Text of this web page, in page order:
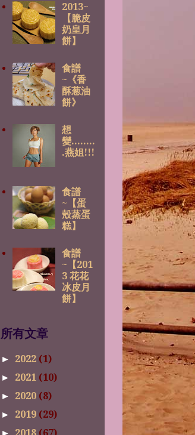
2013~
【脆皮
奶皇月
餅】
食譜
~《香
酥葱油
餅》
想
變........
.燕姐!!!
食譜
~【蛋
殼蒸蛋
糕】
食譜
~【201
3 花花
冰皮月
餅】
所有文章
► 2022 (1)
► 2021 (10)
► 2020 (8)
► 2019 (29)